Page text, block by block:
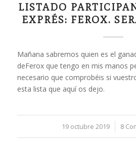
LISTADO
EXPRÉS: FEROX.
Mañana sabremos quien es el
deFerox que tengo en mis manos
necesario que comprobéis si
esta lista que aquí os dejo.
19 octubre 2019
/ 8